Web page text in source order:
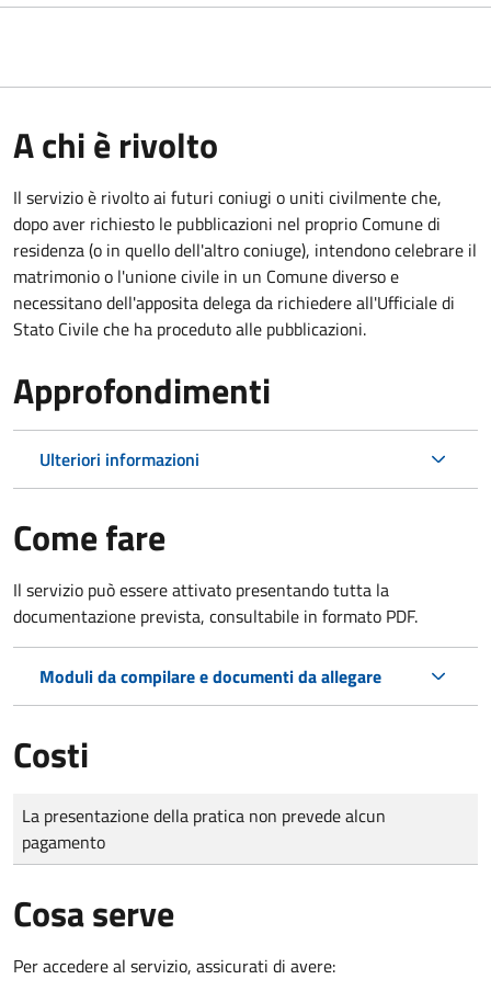
A chi è rivolto
Il servizio è rivolto ai futuri coniugi o uniti civilmente che,
dopo aver richiesto le pubblicazioni nel proprio Comune di
residenza (o in quello dell'altro coniuge), intendono celebrare il
matrimonio o l'unione civile in un Comune diverso e
necessitano dell'apposita delega da richiedere all'Ufficiale di
Stato Civile che ha proceduto alle pubblicazioni.
Approfondimenti
Ulteriori informazioni
Come fare
Il servizio può essere attivato presentando tutta la
documentazione prevista, consultabile in formato PDF.
Moduli da compilare e documenti da allegare
Costi
Tipo di pagamento
Importo
La presentazione della pratica non prevede alcun
pagamento
Cosa serve
Per accedere al servizio, assicurati di avere: